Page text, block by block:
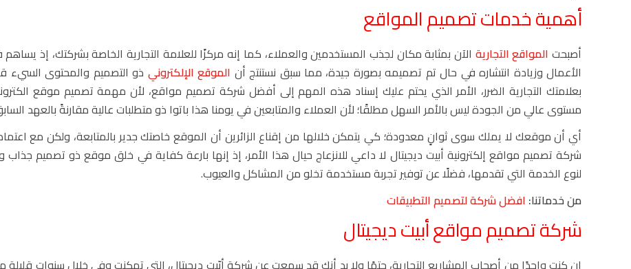
أهميةخدمات تصميم المواقع
أصبحتالمواقع التجارية الآن بمثابة مكان لجذب المستخدمين والعملاء، كما إنه مركزًا للعلامة التجارية الخاصة بشركتك، إذ
الأعمال وزيادة انتشاره في حال تم تصميمه بصورة جيدة، مما سبق نستنتج أن الموقع الإلكتروني ذو التصميم والمحتوى السيء
بعلامتك التجارية الضرر، الأمر الذي يحتم عليك إسناد هذه المهم إلى أفضل شركة تصميم مواقع، لأن مهمة تصميم موقع
مستوى عالي من الجودة ليس بالأمر السهل مطلقًا؛ لأن العملاء والمتابعين في يومنا هذا باتوا ذو متطلبات عالية مقارنةً بالعهد
أي أن موقعك لا يملك سوى ثوانٍ معدودة؛ كي يتمكن خلالها من إقناع الزائرين أن الموقع خاصتك جدير بالمتابعة، ولكن مع
شركة تصميم مواقع إلكترونية أبيت ديجيتال لا داعي للانزعاج حيال هذا الأمر، إذ إنها بارعة كفاية في خلق موقع ذو تصميم
لنوع الخدمة التي تقدمها، فضلًا عن توفير تجربة مستخدمة تخلو من المشاكل والعيوب.
من خدماتنا: افضل شركة لتصميم التطبيقات
شركة تصميم مواقعأبيت ديجيتال
إن كنت واحدًا من أصحاب المشاريع التجارية، حتمًا ولا بد أنك قد سمعت عن شركة أبّيت ديجيتال، التي تمكنت وفي خلال سنوات قليلة